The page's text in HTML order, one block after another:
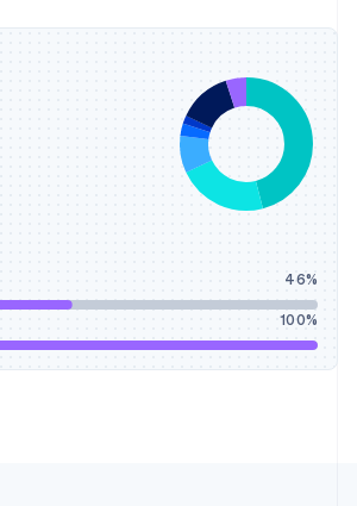
46%
100%